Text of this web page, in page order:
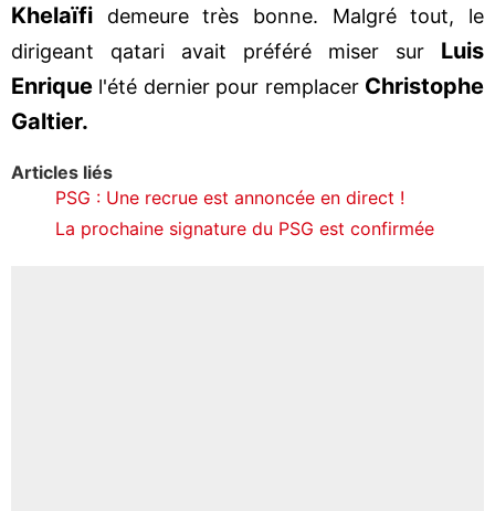
Khelaïfi demeure très bonne. Malgré tout, le
dirigeant qatari avait préféré miser sur Luis
Enrique l'été dernier pour remplacer Christophe
Galtier.
Articles liés
PSG : Une recrue est annoncée en direct !
La prochaine signature du PSG est confirmée